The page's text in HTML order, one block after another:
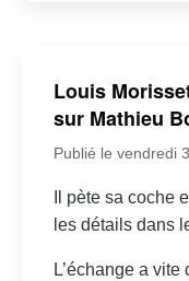
Louis
sur Mathieu
Publié le vendredi
Il pète sa coche
les détails dans
L’échange a